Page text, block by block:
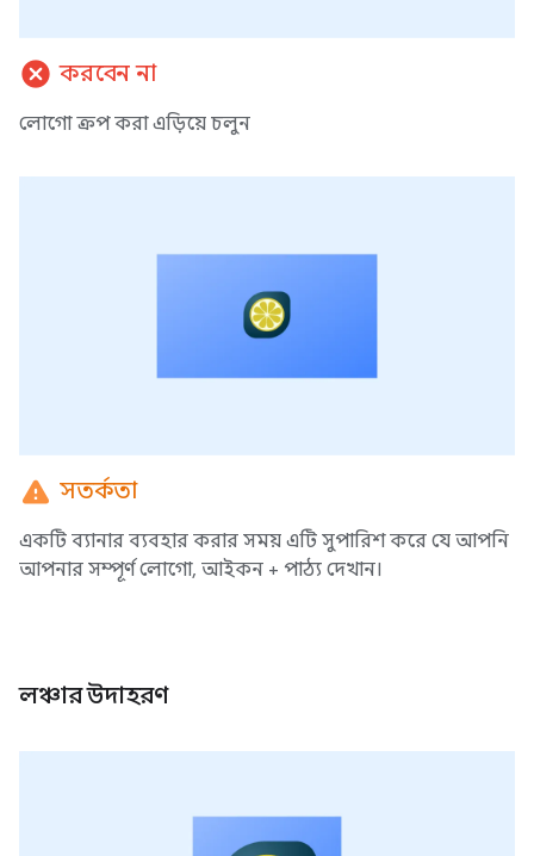
cancel করবেন না
লোগো ক্রপ করা এড়িয়ে চলুন
warning সতর্কতা
একটি ব্যানার ব্যবহার করার সময় এটি সুপারিশ করে যে আপনি
আপনার সম্পূর্ণ লোগো, আইকন + পাঠ্য দেখান।
লঞ্চার উদাহরণ